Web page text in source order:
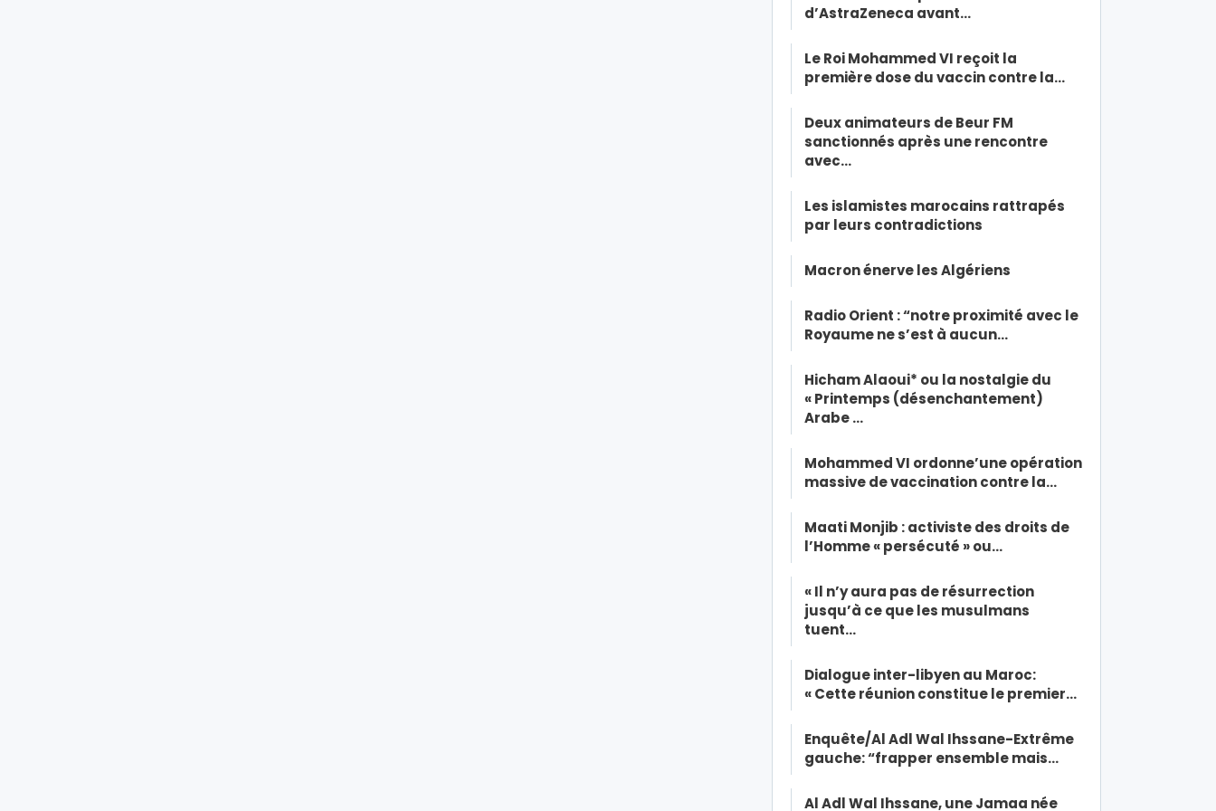
d’AstraZeneca avant…
Le Roi Mohammed VI reçoit la
première dose du vaccin contre la…
Deux animateurs de Beur FM
sanctionnés après une rencontre
avec…
Les islamistes marocains rattrapés
par leurs contradictions
Macron énerve les Algériens
Radio Orient : “notre proximité avec le
Royaume ne s’est à aucun…
Hicham Alaoui* ou la nostalgie du
« Printemps (désenchantement)
Arabe …
Mohammed VI ordonne’une opération
massive de vaccination contre la…
Maati Monjib : activiste des droits de
l’Homme « persécuté » ou…
« Il n’y aura pas de résurrection
jusqu’à ce que les musulmans
tuent…
Dialogue inter-libyen au Maroc:
« Cette réunion constitue le premier…
Enquête/Al Adl Wal Ihssane-Extrême
gauche: “frapper ensemble mais…
Al Adl Wal Ihssane, une Jamaa née